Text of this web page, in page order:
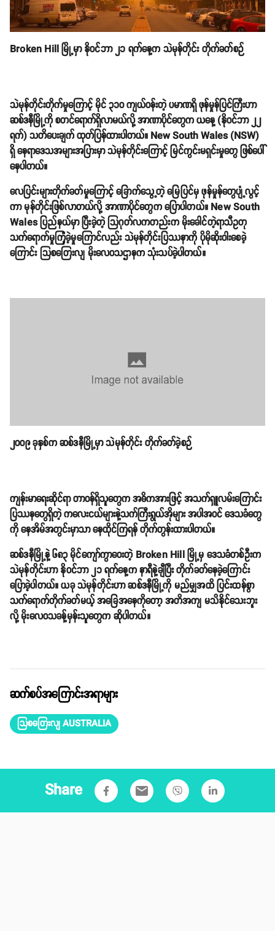
Broken Hill မြို့မှာ နိုဝင်ဘာ ၂၁ ရက်နေ့က သဲမုန်တိုင်း တိုက်ခတ်စဉ်
သဲမုန်တိုင်းတိုက်မှုကြောင့် မိုင် ၃၁၀ ကျယ်ဝန်းတဲ့ ပမာဏရှိ ဖုန်မှုန်ပြင်ကြီးဟာ
ဆစ်ဒနီမြို့ကို စတင်ရောက်ရှိလာမယ်လို့ အာဏာပိုင်တွေက ယနေ့ (နိုဝင်ဘာ ၂၂
ရက်) သတိပေးချက် ထုတ်ပြန်ထားပါတယ်။ New South Wales (NSW)
ရှိ နေရာဒေသအများအပြားမှာ သဲမုန်တိုင်းကြောင့် မြင်ကွင်းမရှင်းမှုတွေ ဖြစ်ပေါ်
နေပါတယ်။
လေပြင်းများတိုက်ခတ်မှုကြောင့် ခြောက်သွေ့တဲ့ မြေပြင်မှ ဖုန်မှုန်တွေပျံ့လွင့်
ကာ မုန်တိုင်းဖြစ်လာတယ်လို့ အာဏာပိုင်တွေက ပြောပါတယ်။ New South
Wales ပြည်နယ်မှာ ပြီးခဲ့တဲ့ သြဂုတ်လကတည်းက မိုးခေါင်တဲ့ရာသီဥတု
သက်ရောက်မှုကြုံခဲ့မှုကြောင်လည်း သဲမုန်တိုင်းပြဿနာကို ပိုမိုဆိုးဝါးစေခဲ့
ကြောင်း သြစတြေးလျ မိုးလေဝသဌာနက သုံးသပ်ခဲ့ပါတယ်။
၂၀၀၉ ခုနှစ်က ဆစ်ဒနီမြို့မှာ သဲမုန်တိုင်း တိုက်ခတ်ခဲ့စဉ်
ကျန်းမာရေးဆိုင်ရာ တာဝန်ရှိသူတွေက အဓိကအားဖြင့် အသက်ရှူလမ်းကြောင်း
ပြဿနတွေရှိတဲ့ ကလေးငယ်များနဲ့သက်ကြီးရွယ်အိုများ အပါအဝင် ဒေသခံတွေ
ကို နေအိမ်အတွင်းမှာသာ နေထိုင်ကြရန် တိုက်တွန်းထားပါတယ်။
ဆစ်ဒနီမြို့နဲ့ ၆၈၃ မိုင်ကျော်ကွာဝေးတဲ့ Broken Hill မြို့မှ ဒေသခံတစ်ဦးက
သဲမုန်တိုင်းဟာ နိုဝင်ဘာ ၂၁ ရက်နေ့က နာရီနဲ့ချီပြီး တိုက်ခတ်နေခဲ့ကြောင်း
ပြောခဲ့ပါတယ်။ ယခု သဲမုန်တိုင်းဟာ ဆစ်ဒနီမြို့ကို မည်မျှအထိ ပြင်းထန်စွာ
သက်ရောက်တိုက်ခတ်မယ့် အခြေအနေကိုတော့ အတိအကျ မသိနိုင်သေးဘူး
လို့ မိုးလေဝသခန့်မှန်းသူတွေက ဆိုပါတယ်။
ဆက်စပ်အကြောင်းအရာများ
သြစတြေးလျ AUSTRALIA
Share email